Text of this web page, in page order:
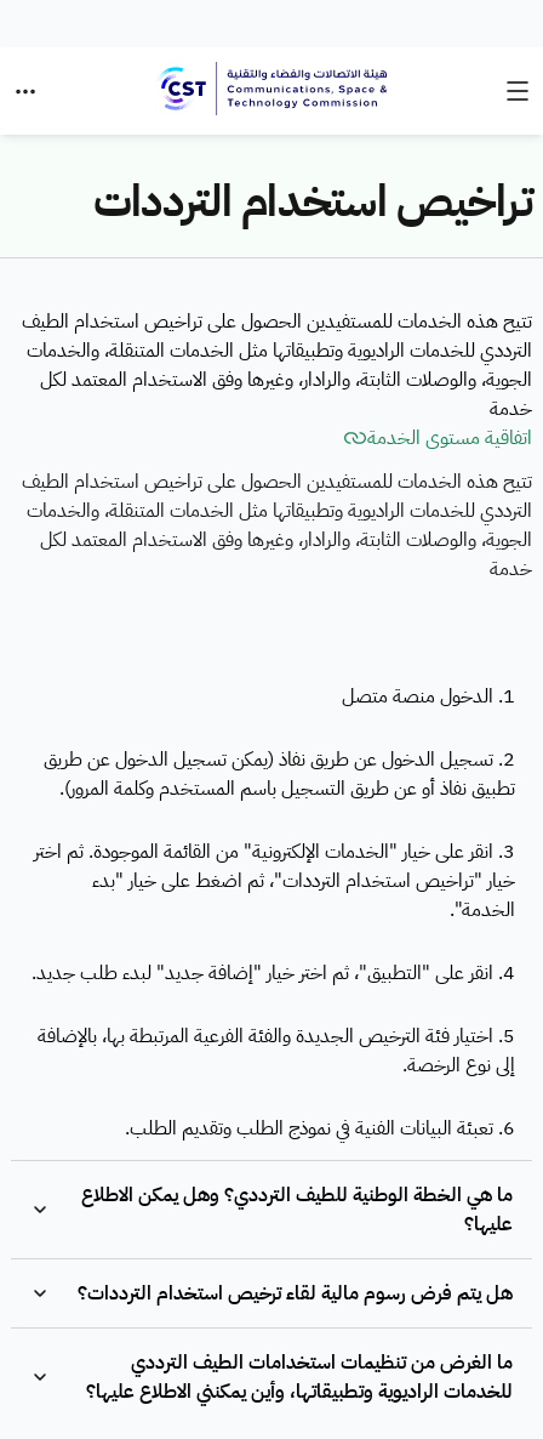
تراخيص استخدام الترددات
تتيح هذه الخدمات للمستفيدين الحصول على تراخيص استخدام الطيف
الترددي للخدمات الراديوية وتطبيقاتها مثل الخدمات المتنقلة، والخدمات
الجوية، والوصلات الثابتة، والرادار، وغيرها وفق الاستخدام المعتمد لكل
خدمة
اتفاقية مستوى الخدمة
تتيح هذه الخدمات للمستفيدين الحصول على تراخيص استخدام الطيف
الترددي للخدمات الراديوية وتطبيقاتها مثل الخدمات المتنقلة، والخدمات
الجوية، والوصلات الثابتة، والرادار، وغيرها وفق الاستخدام المعتمد لكل
خدمة
1. الدخول منصة متصل
2. تسجيل الدخول عن طريق نفاذ (يمكن تسجيل الدخول عن طريق
تطبيق نفاذ أو عن طريق التسجيل باسم المستخدم وكلمة المرور).
3. انقر على خيار "الخدمات الإلكترونية" من القائمة الموجودة. ثم اختر
خيار "تراخيص استخدام الترددات"، ثم اضغط على خيار "بدء
الخدمة".
4. انقر على "التطبيق"، ثم اختر خيار "إضافة جديد" لبدء طلب جديد.
5. اختيار فئة الترخيص الجديدة والفئة الفرعية المرتبطة بها، بالإضافة
إلى نوع الرخصة.
6. تعبئة البيانات الفنية في نموذج الطلب وتقديم الطلب.
ما هي الخطة الوطنية للطيف الترددي؟ وهل يمكن الاطلاع
عليها؟
هل يتم فرض رسوم مالية لقاء ترخيص استخدام الترددات؟
ما الغرض من تنظيمات استخدامات الطيف الترددي
للخدمات الراديوية وتطبيقاتها، وأين يمكنني الاطلاع عليها؟